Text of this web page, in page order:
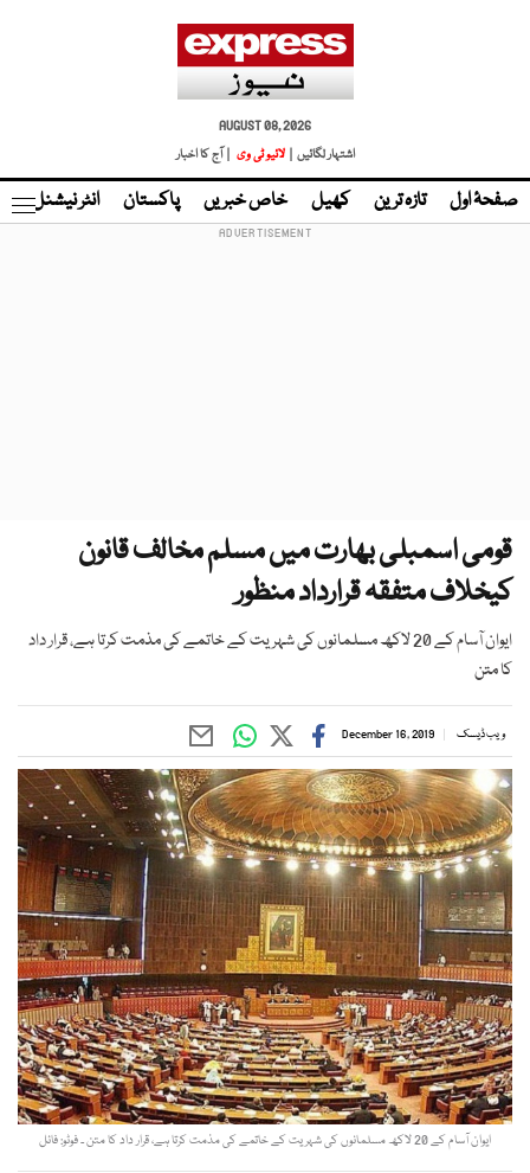
AUGUST 08, 2026
اشتہار لگائیں |
لائیو ٹی وی | آج کا اخبار
صفحۂ اول تازہ ترین کھیل خاص خبریں پاکستان انٹر نیشنل
قومی اسمبلی بھارت میں مسلم مخالف قانون
کیخلاف متفقہ قرارداد منظور
ایوان آسام کے 20 لاکھ مسلمانوں کی شہریت کے خاتمے کی مذمت کرتا ہے، قرار داد
کا متن
ویب ڈیسک December 16, 2019
ایوان آسام کے 20 لاکھ مسلمانوں کی شہریت کے خاتمے کی مذمت کرتا ہے، قرار داد کا متن ۔ فوٹو: فائل